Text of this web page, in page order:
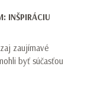
INŠPIRÁCIU
zaujímavé
byť súčasťou